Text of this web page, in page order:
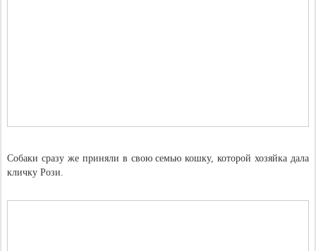
Собаки сразу же приняли в свою семью кошку, которой хозяйка дала
кличку Рози.